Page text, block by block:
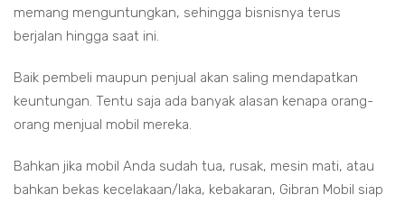
memang menguntungkan, sehingga bisnisnya terus
berjalan hingga saat ini.
Baik pembeli maupun penjual akan saling mendapatkan
keuntungan. Tentu saja ada banyak alasan kenapa orang-
orang menjual mobil mereka.
Bahkan jika mobil Anda sudah tua, rusak, mesin mati, atau
bahkan bekas kecelakaan/laka, kebakaran, Gibran Mobil siap